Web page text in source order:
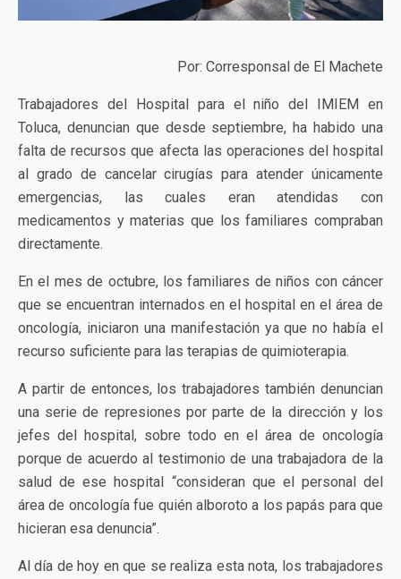
Por: Corresponsal de El Machete
Trabajadores del Hospital para el niño del IMIEM en
Toluca, denuncian que desde septiembre, ha habido una
falta de recursos que afecta las operaciones del hospital
al grado de cancelar cirugías para atender únicamente
emergencias, las cuales eran atendidas con
medicamentos y materias que los familiares compraban
directamente.
En el mes de octubre, los familiares de niños con cáncer
que se encuentran internados en el hospital en el área de
oncología, iniciaron una manifestación ya que no había el
recurso suficiente para las terapias de quimioterapia.
A partir de entonces, los trabajadores también denuncian
una serie de represiones por parte de la dirección y los
jefes del hospital, sobre todo en el área de oncología
porque de acuerdo al testimonio de una trabajadora de la
salud de ese hospital “consideran que el personal del
área de oncología fue quién alboroto a los papás para que
hicieran esa denuncia”.
Al día de hoy en que se realiza esta nota, los trabajadores